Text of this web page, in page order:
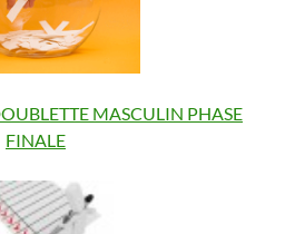
MASCULIN PHASE
FINALE